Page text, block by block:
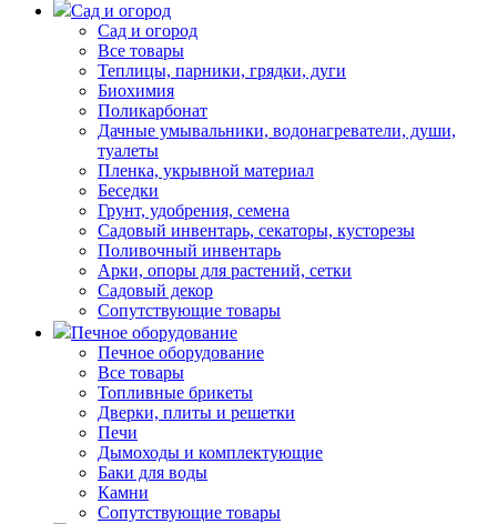
Сад и огород
Сад и огород
Все товары
Теплицы, парники, грядки, дуги
Биохимия
Поликарбонат
Дачные умывальники, водонагреватели, души,
туалеты
Пленка, укрывной материал
Беседки
Грунт, удобрения, семена
Садовый инвентарь, секаторы, кусторезы
Поливочный инвентарь
Арки, опоры для растений, сетки
Садовый декор
Сопутствующие товары
Печное оборудование
Печное оборудование
Все товары
Топливные брикеты
Дверки, плиты и решетки
Печи
Дымоходы и комплектующие
Баки для воды
Камни
Сопутствующие товары